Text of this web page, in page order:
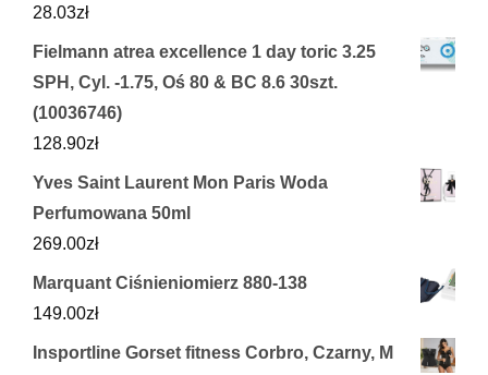
28.03zł
Fielmann atrea excellence 1 day toric 3.25
SPH, Cyl. -1.75, Oś 80 & BC 8.6 30szt.
(10036746)
128.90zł
Yves Saint Laurent Mon Paris Woda
Perfumowana 50ml
269.00zł
Marquant Ciśnieniomierz 880-138
149.00zł
Insportline Gorset fitness Corbro, Czarny, M